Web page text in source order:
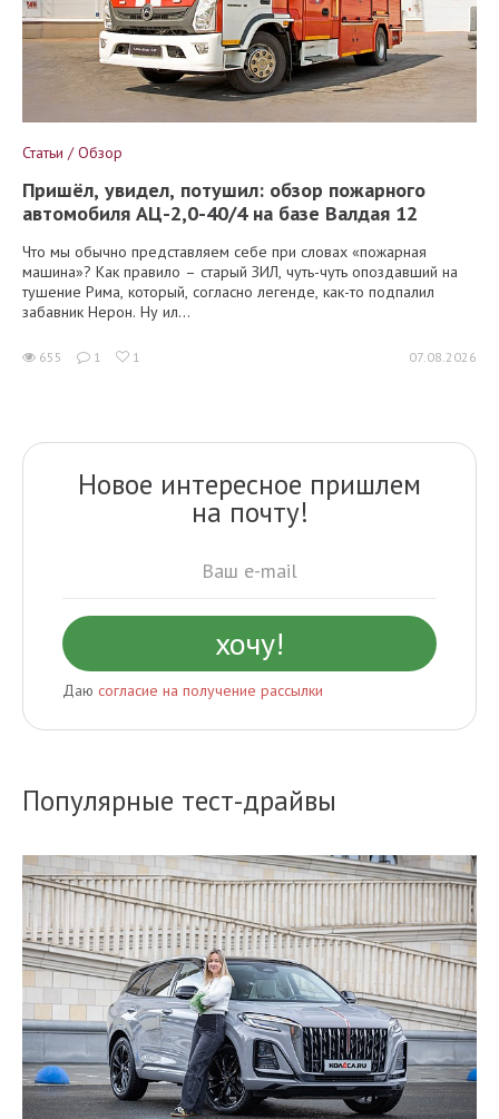
Статьи / Обзор
Пришёл, увидел, потушил: обзор пожарного
автомобиля АЦ-2,0-40/4 на базе Валдая 12
Что мы обычно представляем себе при словах «пожарная
машина»? Как правило – старый ЗИЛ, чуть-чуть опоздавший на
тушение Рима, который, согласно легенде, как-то подпалил
забавник Нерон. Ну ил...
655 1 1 07.08.2026
Новое интересное пришлем
на почту!
Даю согласие на получение рассылки
Популярные тест-драйвы